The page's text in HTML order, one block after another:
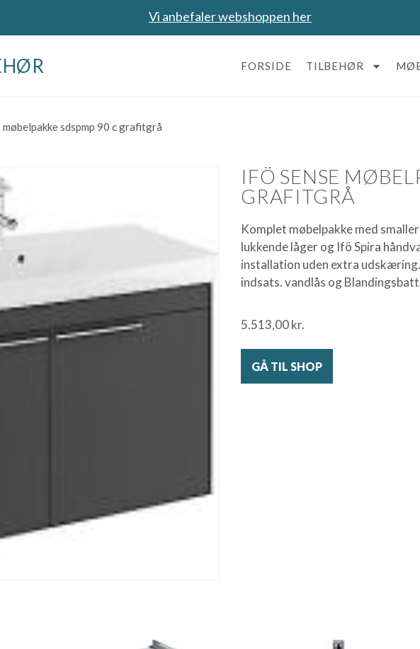
Vi anbefaler webshoppen her
FORSIDE TILBEHØR
møbelpakke sdspmp 90 c grafitgrå
IFÖ SENSE
GRAFITGRÅ
Komplet møbelpakke med
lukkende låger og Ifö Spira
installation uden extra
indsats. vandlås og
5.513,00kr.
GÅ TIL SHOP